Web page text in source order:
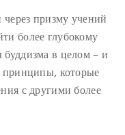
призму учений
более глубокому
в целом – и
принципы, которые
с другими более